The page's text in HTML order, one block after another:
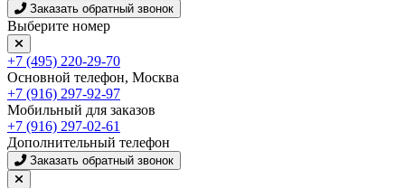
Заказать обратный звонок
Выберите номер
+7 (495) 220-29-70
Основной телефон, Москва
+7 (916) 297-92-97
Мобильный для заказов
+7 (916) 297-02-61
Дополнительный телефон
Заказать обратный звонок